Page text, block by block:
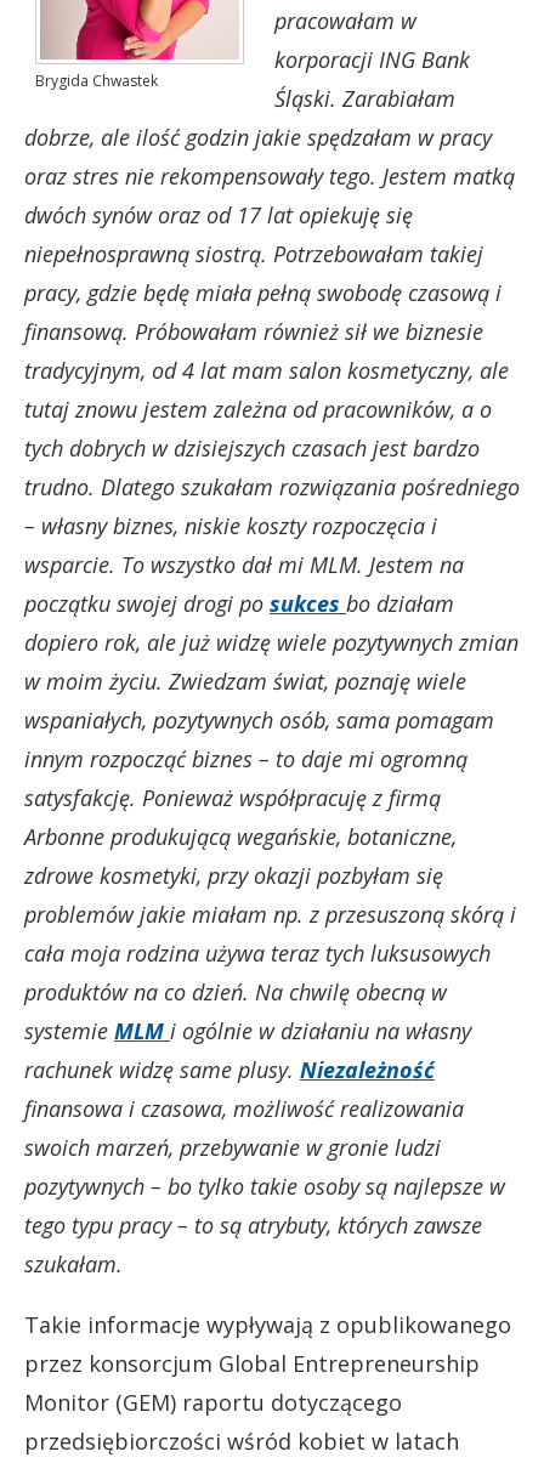
Brygida Chwastek
pracowałam w
korporacji ING Bank
Śląski. Zarabiałam
dobrze, ale ilość godzin jakie spędzałam w pracy
oraz stres nie rekompensowały tego. Jestem matką
dwóch synów oraz od 17 lat opiekuję się
niepełnosprawną siostrą. Potrzebowałam takiej
pracy, gdzie będę miała pełną swobodę czasową i
finansową. Próbowałam również sił we biznesie
tradycyjnym, od 4 lat mam salon kosmetyczny, ale
tutaj znowu jestem zależna od pracowników, a o
tych dobrych w dzisiejszych czasach jest bardzo
trudno. Dlatego szukałam rozwiązania pośredniego
– własny biznes, niskie koszty rozpoczęcia i
wsparcie. To wszystko dał mi MLM. Jestem na
początku swojej drogi po sukces bo działam
dopiero rok, ale już widzę wiele pozytywnych zmian
w moim życiu. Zwiedzam świat, poznaję wiele
wspaniałych, pozytywnych osób, sama pomagam
innym rozpocząć biznes – to daje mi ogromną
satysfakcję. Ponieważ współpracuję z firmą
Arbonne produkującą wegańskie, botaniczne,
zdrowe kosmetyki, przy okazji pozbyłam się
problemów jakie miałam np. z przesuszoną skórą i
cała moja rodzina używa teraz tych luksusowych
produktów na co dzień. Na chwilę obecną w
systemie MLM i ogólnie w działaniu na własny
rachunek widzę same plusy. Niezależność
finansowa i czasowa, możliwość realizowania
swoich marzeń, przebywanie w gronie ludzi
pozytywnych – bo tylko takie osoby są najlepsze w
tego typu pracy – to są atrybuty, których zawsze
szukałam.
Takie informacje wypływają z opublikowanego
przez konsorcjum Global Entrepreneurship
Monitor (GEM) raportu dotyczącego
przedsiębiorczości wśród kobiet w latach